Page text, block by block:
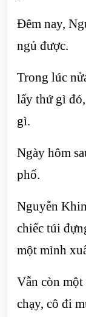
Đêm nay,
ngủ được.
Trong lúc
lấy thứ gì
gì.
Ngày hôm
phố.
Nguyễn
chiếc túi
một mình
Vẫn còn
chạy, cô đi